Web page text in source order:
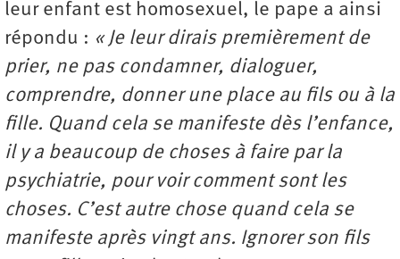
leur enfant est homosexuel, le pape a ainsi
répondu : « Je leur dirais premièrement de
prier, ne pas condamner, dialoguer,
comprendre, donner une place au fils ou à la
fille. Quand cela se manifeste dès l’enfance,
il y a beaucoup de choses à faire par la
psychiatrie, pour voir comment sont les
choses. C’est autre chose quand cela se
manifeste après vingt ans. Ignorer son fils